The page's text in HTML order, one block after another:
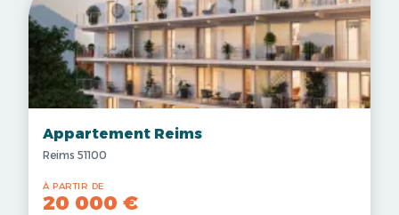
Appartement Reims
Reims 51100
À PARTIR DE
20 000 €